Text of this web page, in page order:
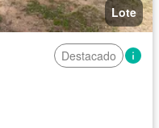
Lote
Destacado